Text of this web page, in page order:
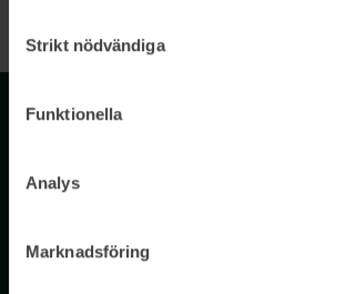
Strikt nödvändiga
Funktionella
Analys
Marknadsföring